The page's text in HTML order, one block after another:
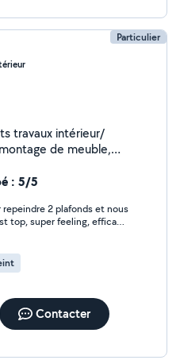
Particulier
de meuble,
trouvent hors de mon
plutôt de me contacter
: 5/5
repeindre 2 plafonds et nous
top, super feeling, efficace
Baptiste
Contacter